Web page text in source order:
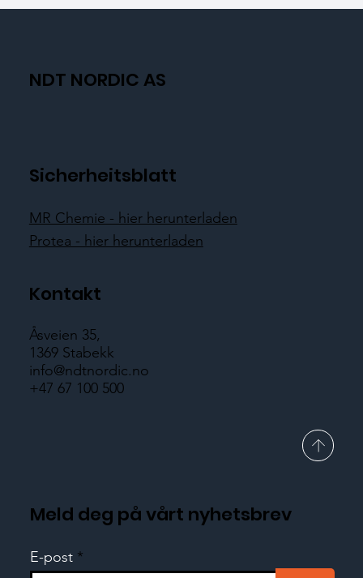
NDT NORDIC AS
Sicherheitsblatt
MR Chemie - hier herunterladen
Protea - hier herunterladen
Kontakt
Åsveien 35,
1369 Stabekk
info@ndtnordic.no
+47 67 100 500
Meld deg på vårt nyhetsbrev
E-post